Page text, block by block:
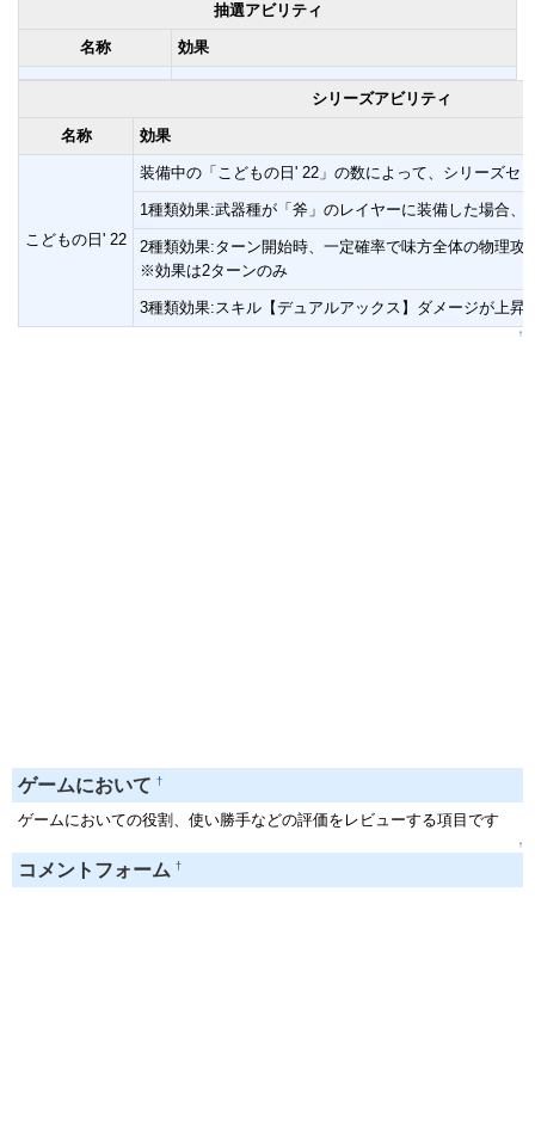
抽選アビリティ
名称 効果
シリーズアビリティ
名称 効果
こどもの日' 22
装備中の「こどもの日' 22」の数によって、シリーズセ
1種類効果:武器種が「斧」のレイヤーに装備した場合、
2種類効果:ターン開始時、一定確率で味方全体の物理攻
※効果は2ターンのみ
3種類効果:スキル【デュアルアックス】ダメージが上昇(
↑
ゲームにおいて †
ゲームにおいての役割、使い勝手などの評価をレビューする項目です
↑
コメントフォーム †